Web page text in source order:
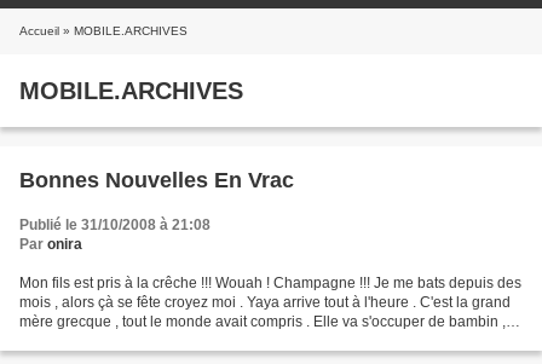
Accueil » MOBILE.ARCHIVES
MOBILE.ARCHIVES
Bonnes Nouvelles En Vrac
Publié le 31/10/2008 à 21:08
Par onira
Mon fils est pris à la crêche !!! Wouah ! Champagne !!! Je me bats depuis des
mois , alors çà se fête croyez moi . Yaya arrive tout à l'heure . C'est la grand
mère grecque , tout le monde avait compris . Elle va s'occuper de bambin ,